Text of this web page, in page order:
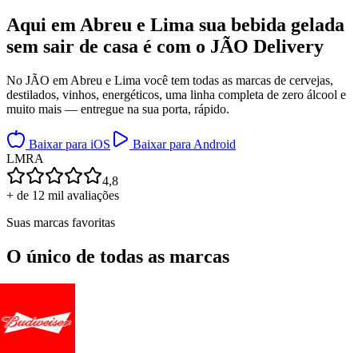
Aqui em Abreu e Lima sua bebida gelada
sem sair de casa é com o JÃO Delivery
No JÃO em Abreu e Lima você tem todas as marcas de cervejas,
destilados, vinhos, energéticos, uma linha completa de zero álcool e
muito mais — entregue na sua porta, rápido.
Baixar para iOS
Baixar para Android
LMRA
4,8
+ de 12 mil avaliações
Suas marcas favoritas
O único de todas as marcas